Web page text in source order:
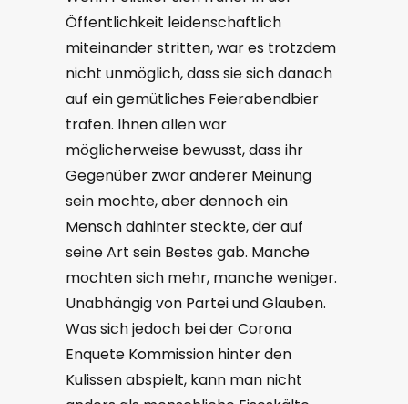
Öffentlichkeit leidenschaftlich
miteinander stritten, war es trotzdem
nicht unmöglich, dass sie sich danach
auf ein gemütliches Feierabendbier
trafen. Ihnen allen war
möglicherweise bewusst, dass ihr
Gegenüber zwar anderer Meinung
sein mochte, aber dennoch ein
Mensch dahinter steckte, der auf
seine Art sein Bestes gab. Manche
mochten sich mehr, manche weniger.
Unabhängig von Partei und Glauben.
Was sich jedoch bei der Corona
Enquete Kommission hinter den
Kulissen abspielt, kann man nicht